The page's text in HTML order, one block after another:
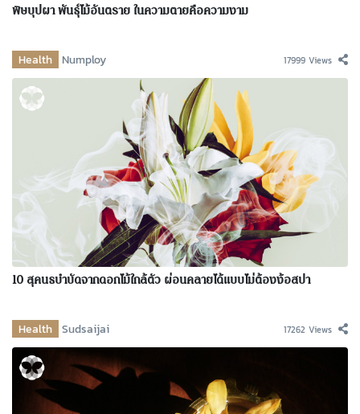
พิษบุปผา พันธุ์ไม้อันตราย ในความตายคือความงาม
Health Numploy 17999 Views
10 สุคนธบำบัดจากดอกไม้ใกล้ตัว ผ่อนคลายได้แบบไม่ต้องง้อสปา
Health Sudsaijai 17262 Views